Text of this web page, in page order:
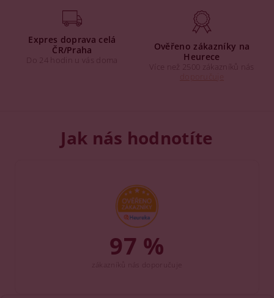
Expres doprava celá
ČR/Praha
Do 24 hodin u vás doma
Ověřeno zákazníky na
Heurece
Více než 2500 zákazníků nás
Jak nás hodnotíte
97 %